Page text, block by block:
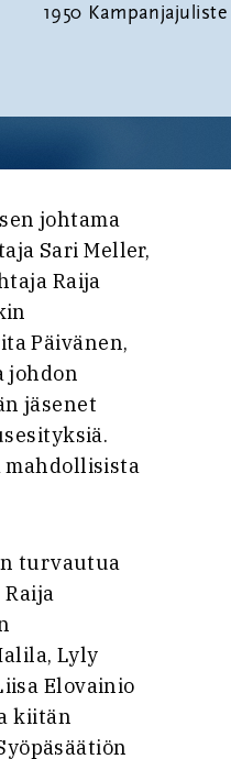
1950 Kampanjajuliste
johtama
Sari Meller,
Raija
Päivänen,
johdon
jäsenet
turvautua
Lyly
Elovainio
kiitän